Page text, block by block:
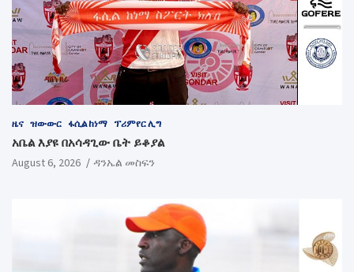
ዜና ዝውውር ፋሲል ከነማ ፕሪምየር ሊግ
አቤል እያዩ በአሳዳጊው ቤት ይቆያል
August 6, 2026 ዳንኤል መስፍን